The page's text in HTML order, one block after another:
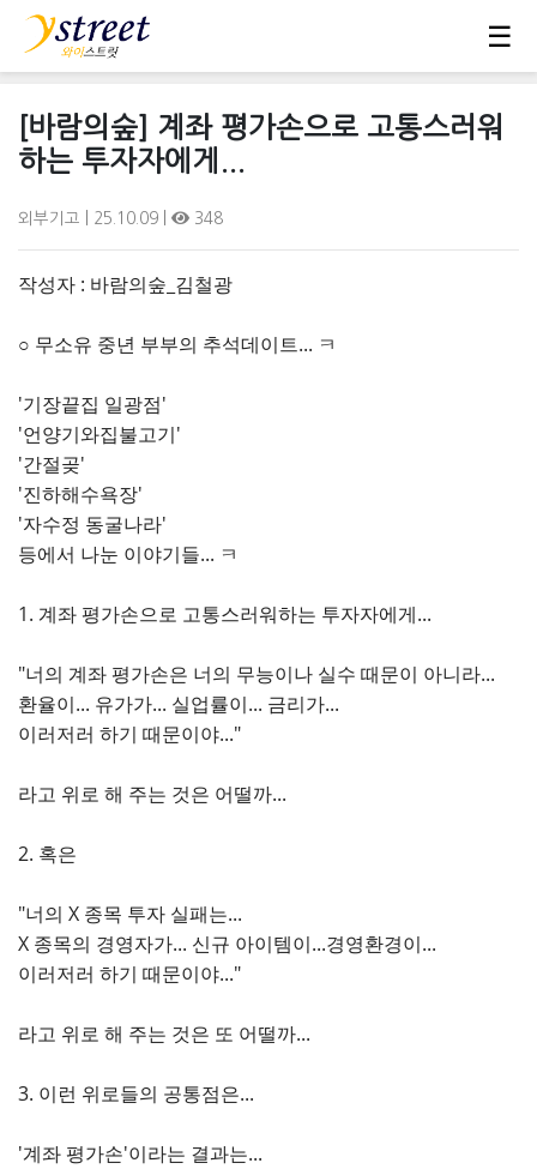
☰
[바람의숲] 계좌 평가손으로 고통스러워
하는 투자자에게...
외부기고 | 25.10.09 | 348
작성자 : 바람의숲_김철광
○ 무소유 중년 부부의 추석데이트... ㅋ
'기장끝집 일광점'
'언양기와집불고기'
'간절곶'
'진하해수욕장'
'자수정 동굴나라'
등에서 나눈 이야기들... ㅋ
1. 계좌 평가손으로 고통스러워하는 투자자에게...
"너의 계좌 평가손은 너의 무능이나 실수 때문이 아니라...
환율이... 유가가... 실업률이... 금리가...
이러저러 하기 때문이야..."
라고 위로 해 주는 것은 어떨까...
2. 혹은
"너의 X 종목 투자 실패는...
X 종목의 경영자가... 신규 아이템이...경영환경이...
이러저러 하기 때문이야..."
라고 위로 해 주는 것은 또 어떨까...
3. 이런 위로들의 공통점은...
'계좌 평가손'이라는 결과는...